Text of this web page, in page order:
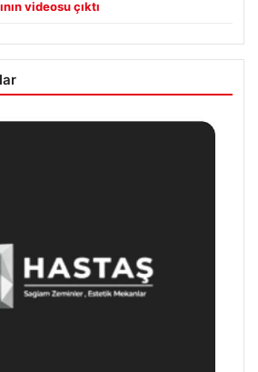
videosu çıktı